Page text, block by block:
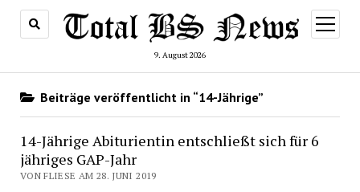
9. August 2026
Menü
öffnen
Beiträge veröffentlicht in “14-Jährige”
14-Jährige Abiturientin entschließt sich für 6
jähriges GAP-Jahr
VON FLIESE AM 28. JUNI 2019